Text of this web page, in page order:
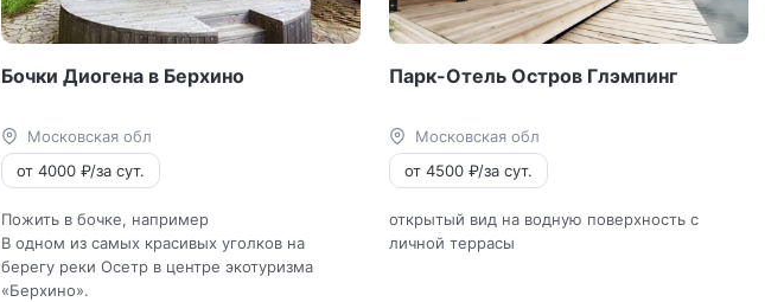
Бочки Диогена в Берхино
Московская обл
от 4000 ₽/за сут.
Пожить в бочке, например
В одном из самых красивых уголков на
берегу реки Осетр в центре экотуризма
«Берхино».
Парк-Отель Остров Глэмпинг
Московская обл
от 4500 ₽/за сут.
открытый вид на водную поверхность с
личной террасы